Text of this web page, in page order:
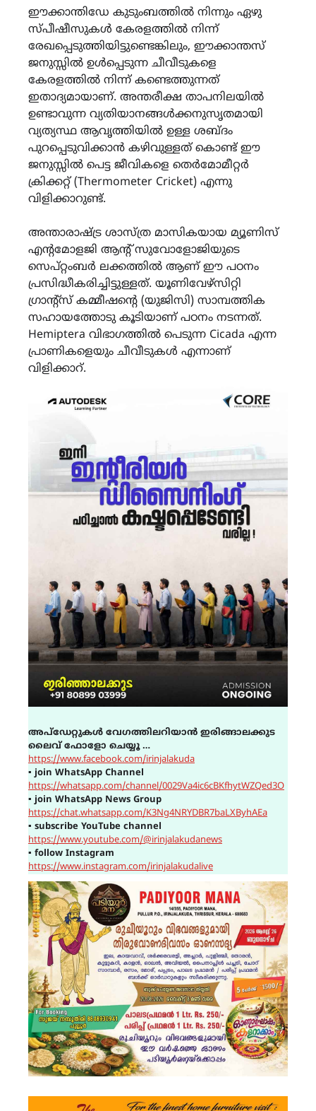
ഈക്കാന്തിഡേ കുടുംബത്തിൽ നിന്നും ഏഴു
സ്പീഷീസുകൾ കേരളത്തിൽ നിന്ന്
രേഖപ്പെടുത്തിയിട്ടുണ്ടെങ്കിലും, ഈക്കാന്തസ്
ജനുസ്സിൽ ഉൾപ്പെടുന്ന ചീവീടുകളെ
കേരളത്തിൽ നിന്ന് കണ്ടെത്തുന്നത്
ഇതാദ്യമായാണ്. അന്തരീക്ഷ താപനിലയിൽ
ഉണ്ടാവുന്ന വ്യതിയാനങ്ങൾക്കനുസൃതമായി
വ്യത്യസ്ഥ ആവൃത്തിയിൽ ഉള്ള ശബ്ദം
പുറപ്പെടുവിക്കാൻ കഴിവുള്ളത് കൊണ്ട് ഈ
ജനുസ്സിൽ പെട്ട ജീവികളെ തെർമോമീറ്റർ
ക്രിക്കറ്റ് (Thermometer Cricket) എന്നു
വിളിക്കാറുണ്ട്.
അന്താരാഷ്ട്ര ശാസ്ത്ര മാസികയായ മ്യൂണിസ്
എന്റമോളജി ആന്റ് സുവോളോജിയുടെ
സെപ്റ്റംബർ ലക്കത്തിൽ ആണ് ഈ പഠനം
പ്രസിദ്ധീകരിച്ചിട്ടുള്ളത്. യൂണിവേഴ്സിറ്റി
ഗ്രാന്റ്സ് കമ്മീഷന്റെ (യുജിസി) സാമ്പത്തിക
സഹായത്തോടു കൂടിയാണ് പഠനം നടന്നത്.
Hemiptera വിഭാഗത്തിൽ പെടുന്ന Cicada എന്ന
പ്രാണികളെയും ചീവീടുകൾ എന്നാണ്
വിളിക്കാറ്.
അപ്ഡേറ്റുകൾ വേഗത്തിലറിയാൻ ഇരിങ്ങാലക്കുട
ലൈവ് ഫോളോ ചെയ്യൂ …
https://www.facebook.com/irinjalakuda
▪ join WhatsApp Channel
https://whatsapp.com/channel/0029Va4ic6cBKfhytWZQed3O
▪ join WhatsApp News Group
https://chat.whatsapp.com/K3Ng4NRYDBR7baLXByhAEa
▪ subscribe YouTube channel
https://www.youtube.com/@irinjalakudanews
▪ follow Instagram
https://www.instagram.com/irinjalakudalive